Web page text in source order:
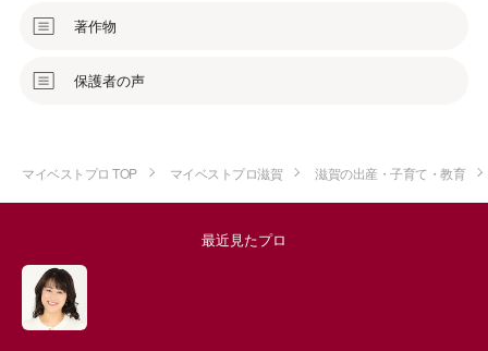
著作物
保護者の声
マイベストプロ TOP マイベストプロ滋賀 滋賀の出産・子育て・教育
最近見たプロ